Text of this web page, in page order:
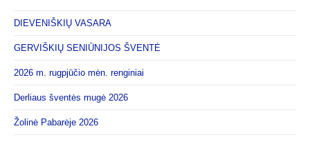
DIEVENIŠKIŲ VASARA
GERVIŠKIŲ SENIŪNIJOS ŠVENTĖ
2026 m. rugpjūčio mėn. renginiai
Derliaus šventės mugė 2026
Žolinė Pabarėje 2026